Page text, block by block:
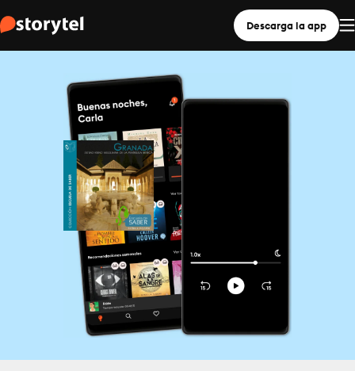
Descarga la app